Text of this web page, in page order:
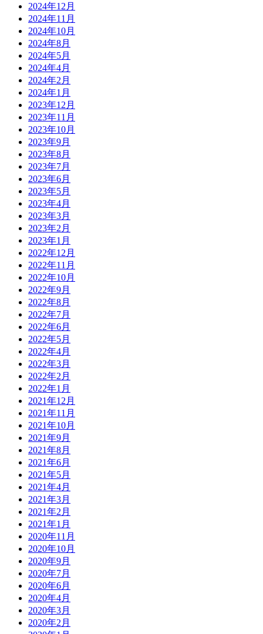
2024年12月
2024年11月
2024年10月
2024年8月
2024年5月
2024年4月
2024年2月
2024年1月
2023年12月
2023年11月
2023年10月
2023年9月
2023年8月
2023年7月
2023年6月
2023年5月
2023年4月
2023年3月
2023年2月
2023年1月
2022年12月
2022年11月
2022年10月
2022年9月
2022年8月
2022年7月
2022年6月
2022年5月
2022年4月
2022年3月
2022年2月
2022年1月
2021年12月
2021年11月
2021年10月
2021年9月
2021年8月
2021年6月
2021年5月
2021年4月
2021年3月
2021年2月
2021年1月
2020年11月
2020年10月
2020年9月
2020年7月
2020年6月
2020年4月
2020年3月
2020年2月